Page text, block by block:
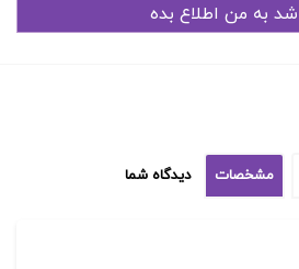
مشخصات دیدگاه شما